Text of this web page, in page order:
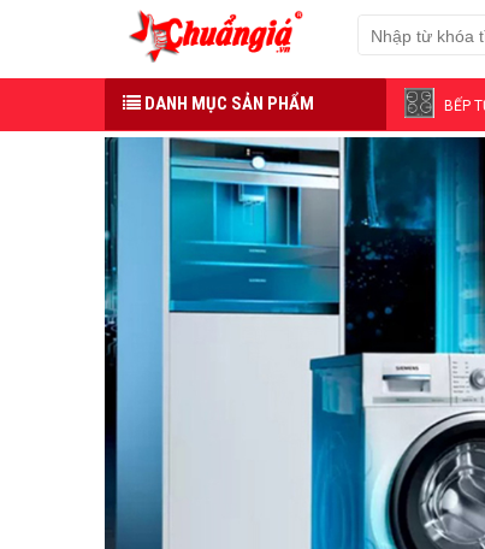
DANH MỤC SẢN PHẨM BẾP